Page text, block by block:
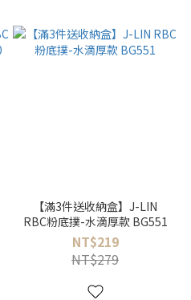
【滿3件送收納盒】J-LIN
RBC粉底撲-水滴厚款 BG551
NT$219
NT$279